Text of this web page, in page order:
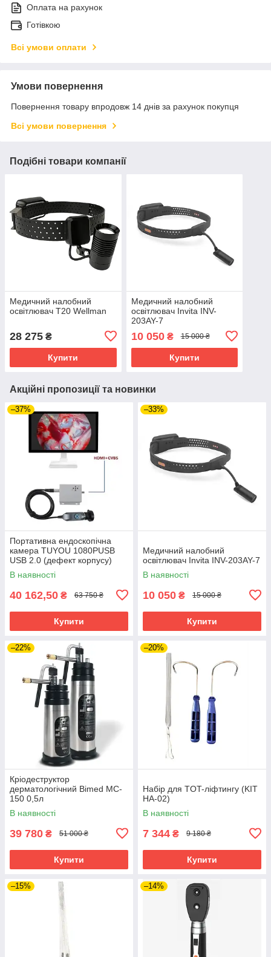
Оплата на рахунок
Готівкою
Всі умови оплати
Умови повернення
Повернення товару впродовж 14 днів за рахунок покупця
Всі умови повернення
Подібні товари компанії
Медичний налобний
освітлювач T20 Wellman
28 275 ₴
Купити
Медичний налобний
освітлювач Invita INV-
203AY-7
10 050₴ 15 000 ₴
Купити
Акційні пропозиції та новинки
–37%
Портативна ендоскопічна
камера TUYOU 1080PUSB
USB 2.0 (дефект корпусу)
В наявності
40 162,50 ₴ 63 750 ₴
Купити
–33%
Медичний налобний
освітлювач Invita INV-203AY-7
В наявності
10 050 ₴ 15 000 ₴
Купити
–22%
Кріодеструктор
дерматологічний Bimed MC-
150 0,5л
В наявності
39 780 ₴ 51 000 ₴
Купити
–20%
Набір для TOT-ліфтингу (KIT
HA-02)
В наявності
7 344 ₴ 9 180 ₴
Купити
–15% –14%